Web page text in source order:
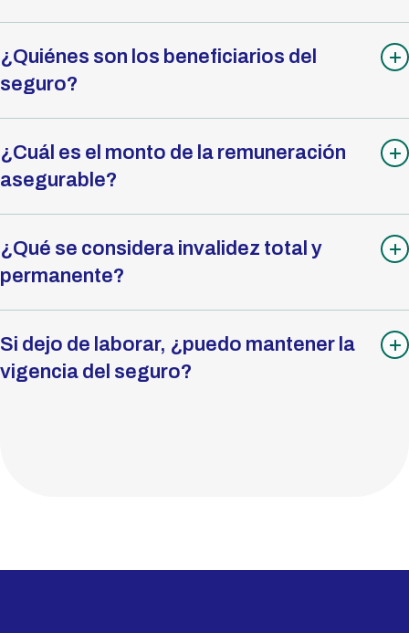
¿Quiénes son los beneficiarios del
seguro?
¿Cuál es el monto de la remuneración
asegurable?
¿Qué se considera invalidez total y
permanente?
Si dejo de laborar, ¿puedo mantener la
vigencia del seguro?